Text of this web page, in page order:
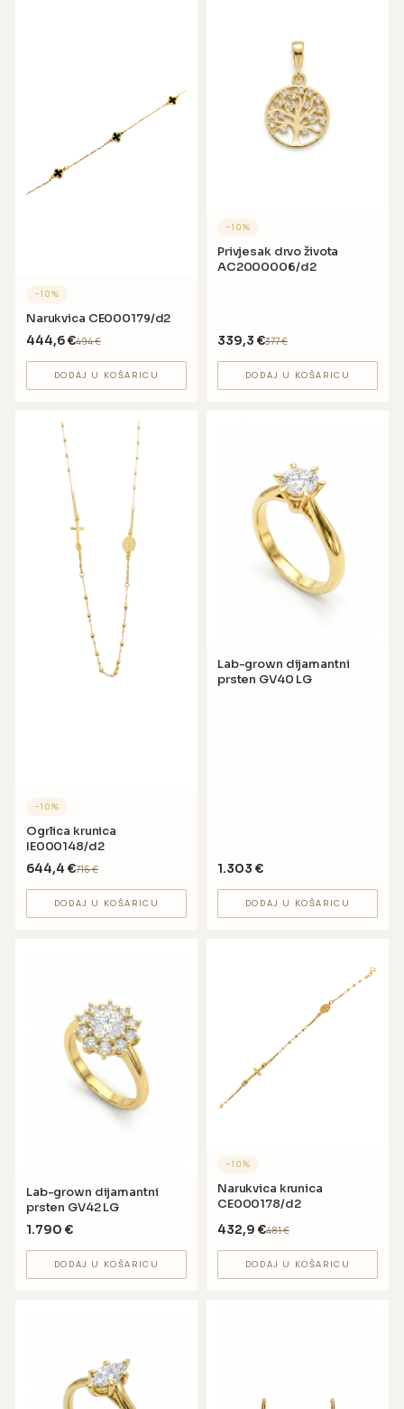
−10%
Narukvica CE000179/d2
444,6€494€
DODAJ U KOŠARICU
−10%
Privjesak drvo života
AC2000006/d2
339,3 €377€
DODAJ U KOŠARICU
−10%
Ogrlica krunica
IE000148/d2
644,4 €716€
DODAJ U KOŠARICU
Lab-grown dijamantni
prsten GV40 LG
1.303 €
DODAJ U KOŠARICU
Lab-grown dijamantni
prsten GV42 LG
1.790 €
DODAJ U KOŠARICU
−10%
Narukvica krunica
CE000178/d2
432,9 €481€
DODAJ U KOŠARICU